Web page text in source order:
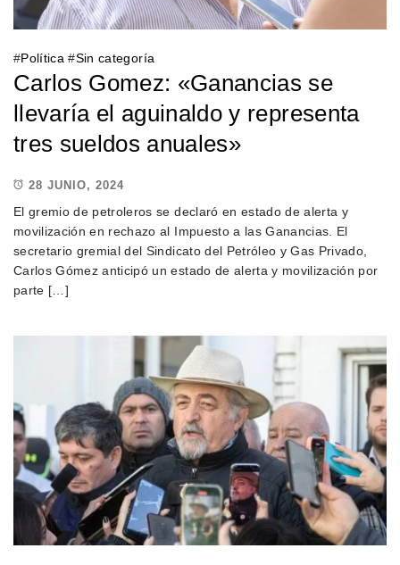
#Política #Sin categoría
Carlos Gomez: «Ganancias se
llevaría el aguinaldo y representa
tres sueldos anuales»
28 JUNIO, 2024
El gremio de petroleros se declaró en estado de alerta y
movilización en rechazo al Impuesto a las Ganancias. El
secretario gremial del Sindicato del Petróleo y Gas Privado,
Carlos Gómez anticipó un estado de alerta y movilización por
parte […]